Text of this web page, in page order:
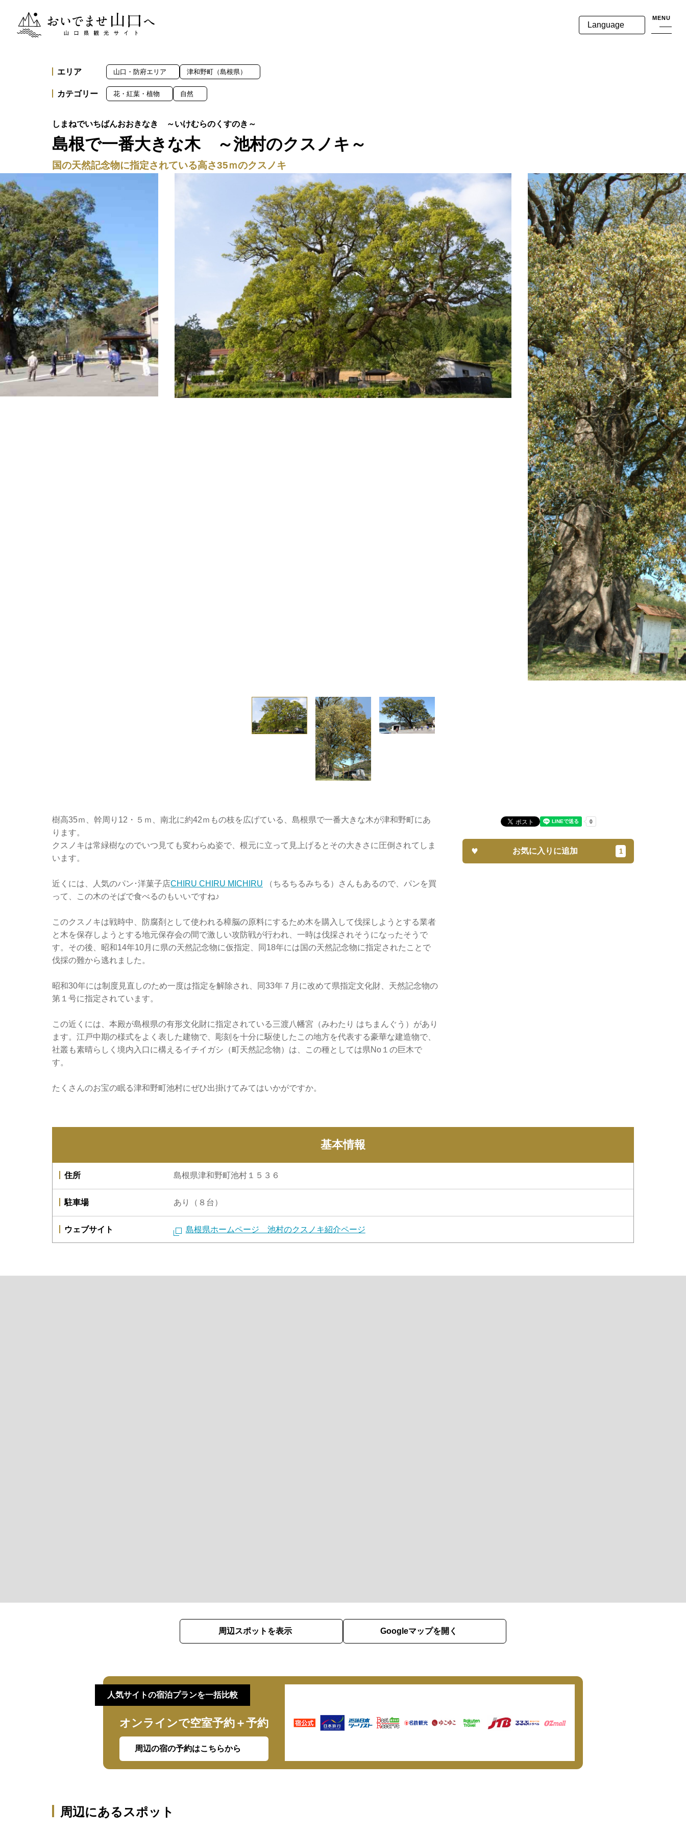
おいでませ山口へー山口県観光サイト MENU
Language
島根で一番大きな木 ～池村のクスノキ～
国の天然記念物に指定されている高さ35ｍのクスノキ
樹高35ｍ、幹周り12・５ｍ、南北に約42ｍもの枝を広げている、島根県で一番大きな木が津和野町にあ
ります。
クスノキは常緑樹なのでいつ見ても変わらぬ姿で、根元に立って見上げるとその大きさに圧倒されてしま
います。
近くには、人気のパン･洋菓子店CHIRU CHIRU MICHIRU （ちるちるみちる）さんもあるので、パンを買
って、この木のそばで食べるのもいいですね♪
このクスノキは戦時中、防腐剤として使われる樟脳の原料にするため木を購入して伐採しようとする業者
と木を保存しようとする地元保存会の間で激しい攻防戦が行われ、一時は伐採されそうになったそうで
す。その後、昭和14年10月に県の天然記念物に仮指定、同18年には国の天然記念物に指定されたことで
伐採の難から逃れました。
昭和30年には制度見直しのため一度は指定を解除され、同33年７月に改めて県指定文化財、天然記念物の
第１号に指定されています。
この近くには、本殿が島根県の有形文化財に指定されている三渡八幡宮（みわたり はちまんぐう）があり
ます。江戸中期の様式をよく表した建物で、彫刻を十分に駆使したこの地方を代表する豪華な建造物で、
社叢も素晴らしく境内入口に構えるイチイガシ（町天然記念物）は、この種としては県No１の巨木で
す。
たくさんのお宝の眠る津和野町池村にぜひ出掛けてみてはいかがですか。
お気に入りに追加
エリア 山口・防府エリア 津和野町（島根県）
カテゴリー 花・紅葉・植物 自然
基本情報
住所 島根県津和野町池村１５３６
駐車場 あり（８台）
ウェブサイト 島根県ホームページ 池村のクスノキ紹介ページ
周辺スポットを表示 Googleマップを開く
人気サイトの宿泊プランを一括比較
オンラインで空室予約＋予約
周辺の宿の予約はこちらから
周辺にあるスポット